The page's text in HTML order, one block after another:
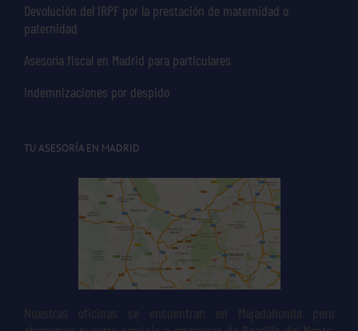
Devolución del IRPF por la prestación de maternidad o
paternidad
Asesoría fiscal en Madrid para particulares
Indemnizaciones por despido
TU ASESORÍA EN MADRID
Nuestras oficinas se encuentran en Majadahonda pero